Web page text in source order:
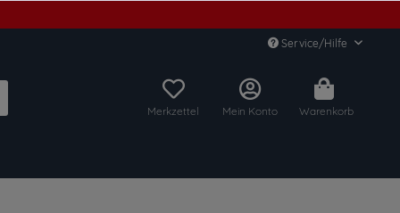
Service/Hilfe
Merkzettel Mein Konto Warenkorb